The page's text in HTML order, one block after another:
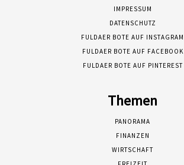
IMPRESSUM
DATENSCHUTZ
FULDAER BOTE AUF INSTAGRAM
FULDAER BOTE AUF FACEBOOK
FULDAER BOTE AUF PINTEREST
Themen
PANORAMA
FINANZEN
WIRTSCHAFT